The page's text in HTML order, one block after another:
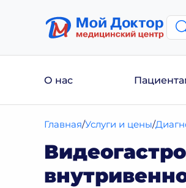
О нас
Главная Услуги и цены